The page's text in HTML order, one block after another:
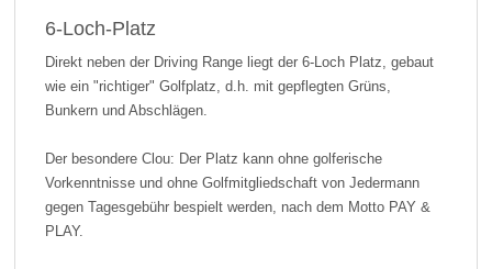
6-Loch-Platz
Direkt neben der Driving Range liegt der 6-Loch Platz, gebaut
wie ein "richtiger" Golfplatz, d.h. mit gepflegten Grüns,
Bunkern und Abschlägen.
Der besondere Clou: Der Platz kann ohne golferische
Vorkenntnisse und ohne Golfmitgliedschaft von Jedermann
gegen Tagesgebühr bespielt werden, nach dem Motto PAY &
PLAY.